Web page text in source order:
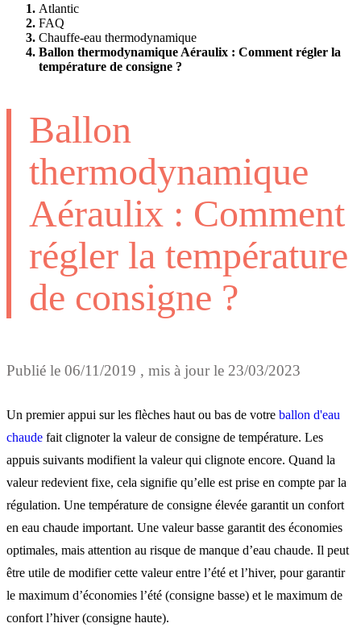
Atlantic
FAQ
Chauffe-eau thermodynamique
Ballon thermodynamique Aéraulix : Comment régler la
température de consigne ?
Ballon
thermodynamique
Aéraulix : Comment
régler la température
de consigne ?
Publié le 06/11/2019 , mis à jour le 23/03/2023
Un premier appui sur les flèches haut ou bas de votre ballon d'eau
chaude fait clignoter la valeur de consigne de température. Les
appuis suivants modifient la valeur qui clignote encore. Quand la
valeur redevient fixe, cela signifie qu’elle est prise en compte par la
régulation. Une température de consigne élevée garantit un confort
en eau chaude important. Une valeur basse garantit des économies
optimales, mais attention au risque de manque d’eau chaude. Il peut
être utile de modifier cette valeur entre l’été et l’hiver, pour garantir
le maximum d’économies l’été (consigne basse) et le maximum de
confort l’hiver (consigne haute).